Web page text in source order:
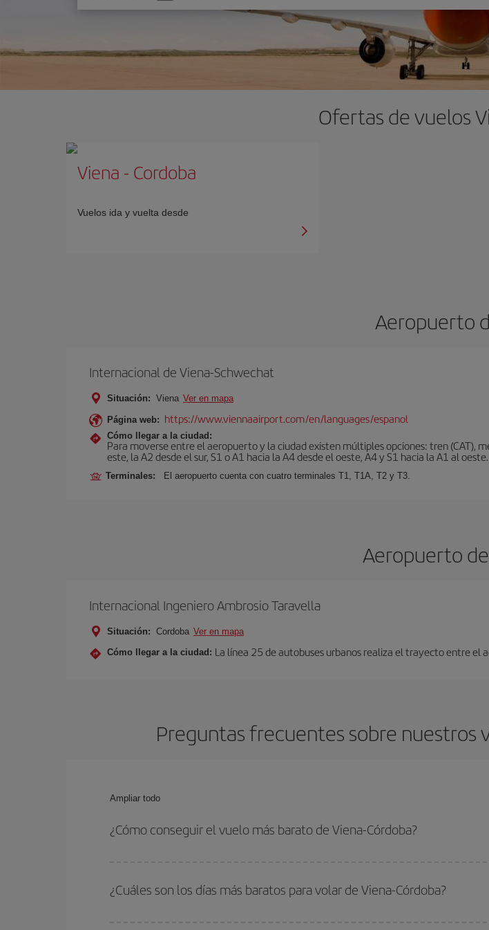
opción
Ofertas de vuelos
Viena - Cordoba
Vuelos ida y vuelta desde
Aeropuerto
Internacional de Viena-Schwechat
Situación: Viena Ver en mapa
Página web: https://www.viennaairport.com/en/languages/espanol
Cómo llegar a la ciudad:
Para moverse entre el aeropuerto y la ciudad existen múltiples opciones: tren (CAT),
este, la A2 desde el sur, S1 o A1 hacia la A4 desde el oeste, A4 y S1 hacia la A1 al oeste.
Terminales: El aeropuerto cuenta con cuatro terminales T1, T1A, T2 y T3.
Aeropuerto
Internacional Ingeniero Ambrosio Taravella
Situación: Cordoba Ver en mapa
Cómo llegar a la ciudad: La línea 25 de autobuses urbanos realiza el trayecto entre el
Preguntas frecuentes sobre nuestros
Ampliar todo
¿Cómo conseguir el vuelo más barato de Viena-Córdoba?
fechas y horarios de ida y vuelta.
¿Cuáles son los días más baratos para volar de Viena-Córdoba?